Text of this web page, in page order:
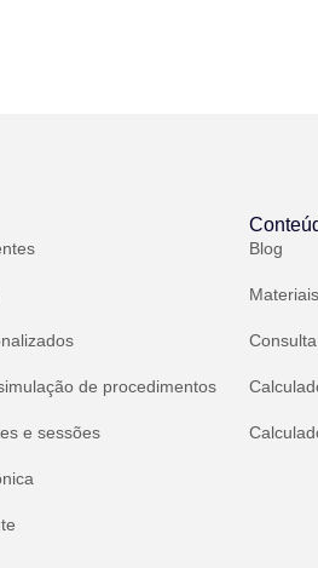
de procedimentos
e sessões
Blog